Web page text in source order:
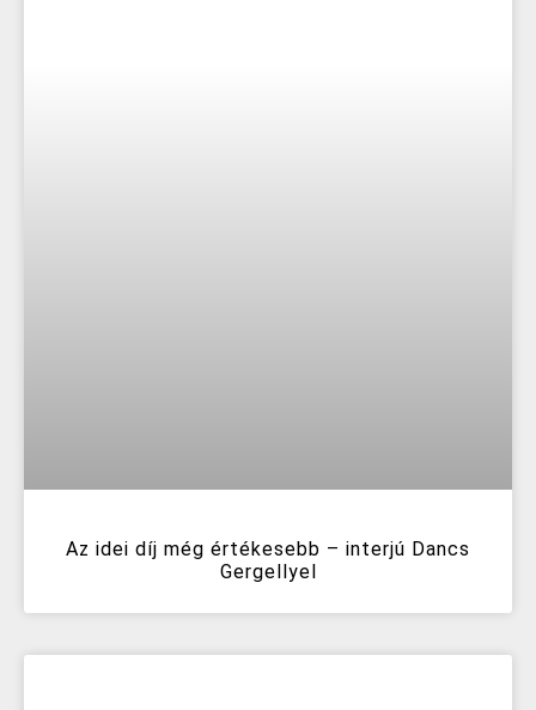
Az idei díj még értékesebb – interjú Dancs
Gergellyel